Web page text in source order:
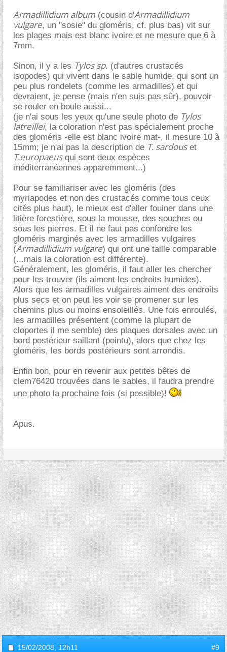
Armadillidium album (cousin d'Armadillidium
vulgare, un "sosie" du gloméris, cf. plus bas) vit sur
les plages mais est blanc ivoire et ne mesure que 6 à
7mm.
Sinon, il y a les Tylos sp. (d'autres crustacés
isopodes) qui vivent dans le sable humide, qui sont un
peu plus rondelets (comme les armadilles) et qui
devraient, je pense (mais n'en suis pas sûr), pouvoir
se rouler en boule aussi...
(je n'ai sous les yeux qu'une seule photo de Tylos
latreillei, la coloration n'est pas spécialement proche
des gloméris -elle est blanc ivoire mat-, il mesure 10 à
15mm; je n'ai pas la description de T. sardouset
T.europaeusqui sont deux espèces
méditerranéennes apparemment...)
Pour se familiariser avec les gloméris (des
myriapodes et non des crustacés comme tous ceux
cités plus haut), le mieux est d'aller fouiner dans une
litière forestière, sous la mousse, des souches ou
sous les pierres. Et il ne faut pas confondre les
gloméris marginés avec les armadilles vulgaires
(Armadillidium vulgare) qui ont une taille comparable
(...mais la coloration est différente).
Généralement, les gloméris, il faut aller les chercher
pour les trouver (ils aiment les endroits humides).
Alors que les armadilles vulgaires aiment des endroits
plus secs et on peut les voir se promener sur les
chemins plus ou moins ensoleillés. Une fois enroulés,
les armadilles présentent (comme la plupart de
cloportes il me semble) des plaques dorsales avec un
bord postérieur saillant (pointu), alors que chez les
gloméris, les bords postérieurs sont arrondis.
Enfin bon, pour en revenir aux petites bêtes de
clem76420 trouvées dans le sables, il faudra prendre
une photo la prochaine fois (si possible)!
Apus.
15/02/2008, 12h11 #9